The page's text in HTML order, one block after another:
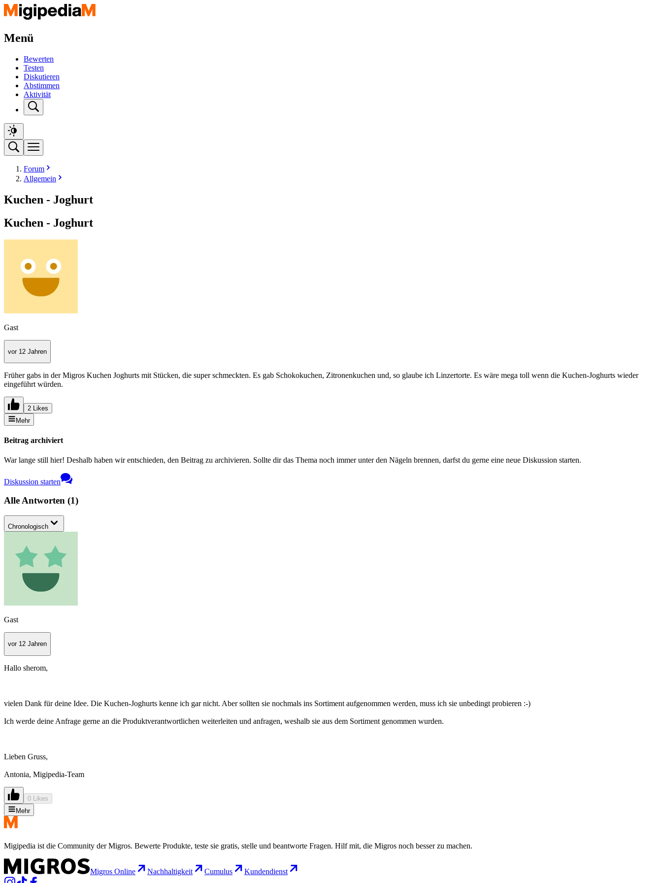
Menü
Bewerten
Testen
Diskutieren
Abstimmen
Aktivität
Forum
Allgemein
Kuchen - Joghurt
Kuchen - Joghurt
Gast
vor 12 Jahren
Früher gabs in der Migros Kuchen Joghurts mit Stücken, die super schmeckten. Es gab Schokokuchen, Zitronenkuchen und, so glaube ich Linzertorte. Es wäre mega toll wenn die Kuchen-Joghurts wieder
eingeführt würden.
2 Likes
Mehr
Beitrag archiviert
War lange still hier! Deshalb haben wir entschieden, den Beitrag zu archivieren. Sollte dir das Thema noch immer unter den Nägeln brennen, darfst du gerne eine neue Diskussion starten.
Diskussion starten
Alle Antworten (1)
Chronologisch
Gast
vor 12 Jahren
Hallo sherom,
vielen Dank für deine Idee. Die Kuchen-Joghurts kenne ich gar nicht. Aber sollten sie nochmals ins Sortiment aufgenommen werden, muss ich sie unbedingt probieren :-)
Ich werde deine Anfrage gerne an die Produktverantwortlichen weiterleiten und anfragen, weshalb sie aus dem Sortiment genommen wurden.
Lieben Gruss,
Antonia, Migipedia-Team
0 Likes
Mehr
Migipedia ist die Community der Migros. Bewerte Produkte, teste sie gratis, stelle und beantworte Fragen. Hilf mit, die Migros noch besser zu machen.
Migros Online Nachhaltigkeit Cumulus Kundendienst